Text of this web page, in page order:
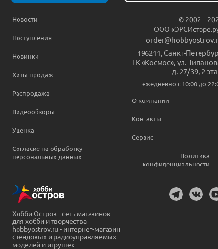
Новости
Поступления
Новинки
Хиты продаж
Распродажа
Видеообзоры
Уценка
Согласие на обработку
персональных данных
© 2002 –
ООО
196211, Санкт-
ТК «Космос», ул.
д. 27/39, 2
ежедневно c 10:00 до
О компании
Контакты
Сервис
Политика
конфиденциальности
Хобби Остров - сеть магазинов
для хобби и творчества
hobbyostrov.ru - интернет-магазин
стендовых и радиоуправляемых
моделей и игрушек